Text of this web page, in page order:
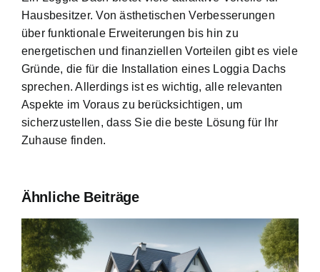
Hausbesitzer. Von ästhetischen Verbesserungen
über funktionale Erweiterungen bis hin zu
energetischen und finanziellen Vorteilen gibt es viele
Gründe, die für die Installation eines Loggia Dachs
sprechen. Allerdings ist es wichtig, alle relevanten
Aspekte im Voraus zu berücksichtigen, um
sicherzustellen, dass Sie die beste Lösung für Ihr
Zuhause finden.
Ähnliche Beiträge